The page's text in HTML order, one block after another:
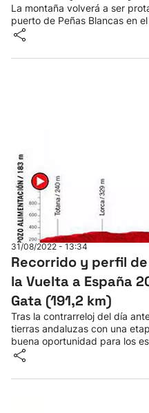
La montaña volverá a ser
puerto de Peñas Blancas en
31/08/2022 - 13:34
Recorrido y perfil
la Vuelta a España
Gata (191,2 km)
Tras la contrarreloj del día
tierras andaluzas con una
buena oportunidad para los